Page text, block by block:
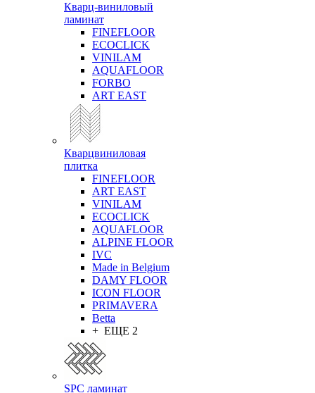
Кварц-виниловый
ламинат
FINEFLOOR
ECOCLICK
VINILAM
AQUAFLOOR
FORBO
ART EAST
Кварцвиниловая
плитка
FINEFLOOR
ART EAST
VINILAM
ECOCLICK
AQUAFLOOR
ALPINE FLOOR
IVC
Made in Belgium
DAMY FLOOR
ICON FLOOR
PRIMAVERA
Betta
+ ЕЩЕ 2
SPC ламинат